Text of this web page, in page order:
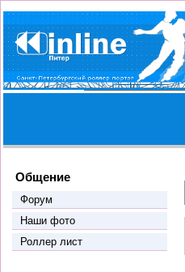
Общение
Форум
Наши фото
Роллер лист